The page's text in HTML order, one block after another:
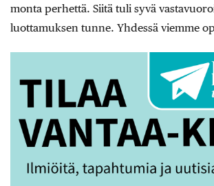
monta perhettä. Siitä tuli syvä
luottamuksen tunne. Yhdessä viemme